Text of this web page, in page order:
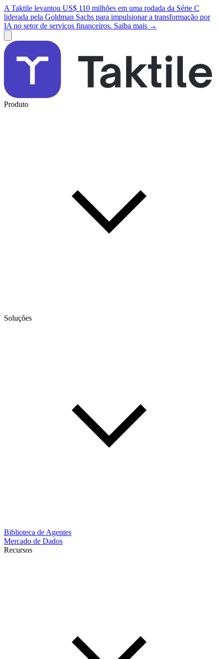
A Taktile levantou US$ 110 milhões em uma rodada da Série C
liderada pela Goldman Sachs para impulsionar a transformação por
IA no setor de serviços financeiros. Saiba mais →
Produto
Soluções
Biblioteca de Agentes
Mercado de Dados
Recursos